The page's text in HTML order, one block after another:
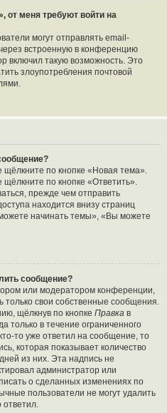
от меня требуют войти на
могут отправлять email-
встроенную в конференцию
включил такую возможность. Это
злоупотребления почтовой
по кнопке «Новая тема».
по кнопке «Ответить».
прежде чем отправить
находится внизу страниц
начинать темы», «Вы можете
сообщение?
или модератором конференции,
только свои собственные сообщения.
щёлкнув по кнопке Правка в
только в течение ограниченного
то уже ответил на сообщение, то
которая показывает количество
из них. Эта надпись не
администратор или
о сделанных изменениях по
пользователи не могут удалить
ответил.